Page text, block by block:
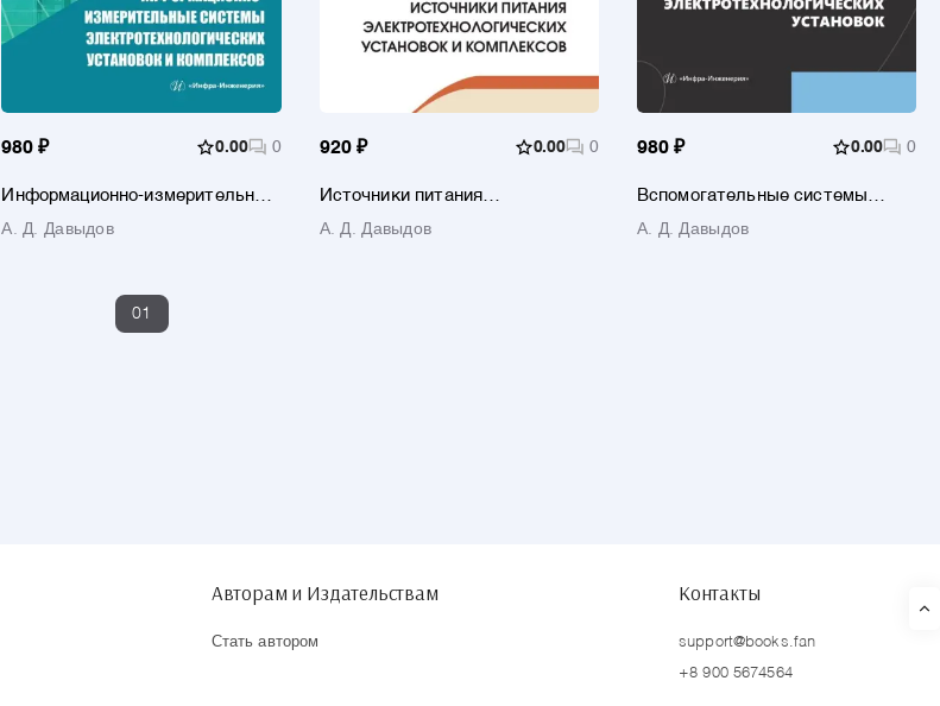
980 ₽ 0.00 0
Информационно-измерительные
электротехнологических
А. Д. Давыдов
920 ₽ 0.00 0
Источники питания
установок и комплексов
А. Д. Давыдов
980 ₽ 0.00 0
Вспомогательные системы
установок
А. Д. Давыдов
01
Авторам и Издательствам
Стать автором
Контакты
support@books.fan
+8 900 5674564